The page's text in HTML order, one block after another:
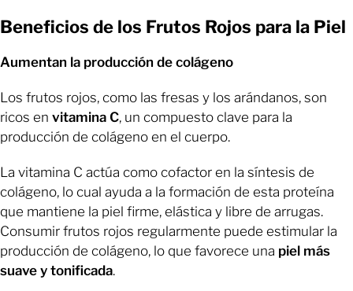
Beneficios de los Frutos Rojos para la Piel
Aumentan la producción de colágeno
Los frutos rojos, como las fresas y los arándanos, son
ricos en vitamina C, un compuesto clave para la
producción de colágeno en el cuerpo.
La vitamina C actúa como cofactor en la síntesis de
colágeno, lo cual ayuda a la formación de esta proteína
que mantiene la piel firme, elástica y libre de arrugas.
Consumir frutos rojos regularmente puede estimular la
producción de colágeno, lo que favorece una piel más
suave y tonificada.